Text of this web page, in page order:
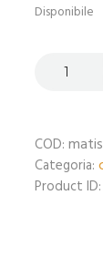
Disponibile
COD:
Categoria:
Product ID: